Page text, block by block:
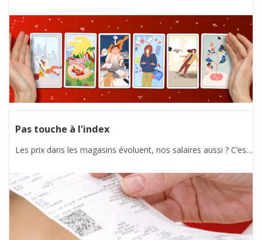
Pas touche à l'index
Les prix dans les magasins évoluent, nos salaires aussi ? C’est ce que nous appelons l’indexation automatique. L’indexation des salaires et des allocations sociales protège notre pouvoir d’achat.